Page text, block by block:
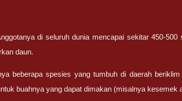
di seluruh dunia mencapai sekitar 450-500
daun.
beberapa spesies yang tumbuh di daerah
buahnya yang dapat dimakan (misalnya kesemek